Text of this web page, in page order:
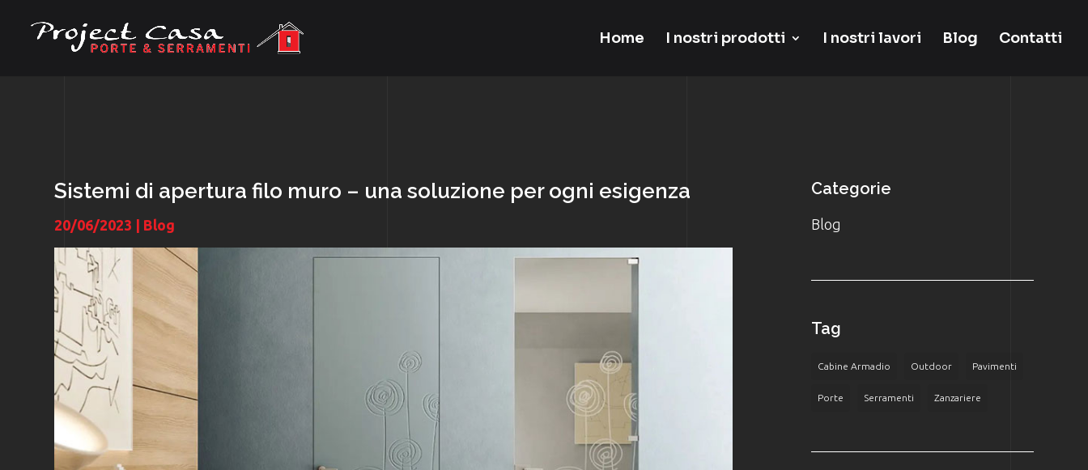
Home I nostri prodotti I nostri lavori Blog Contatti
Sistemi di apertura filo muro – una soluzione per ogni esigenza
20/06/2023 | Blog
Categorie
Blog
Tag
Cabine Armadio Outdoor Pavimenti
Porte Serramenti Zanzariere